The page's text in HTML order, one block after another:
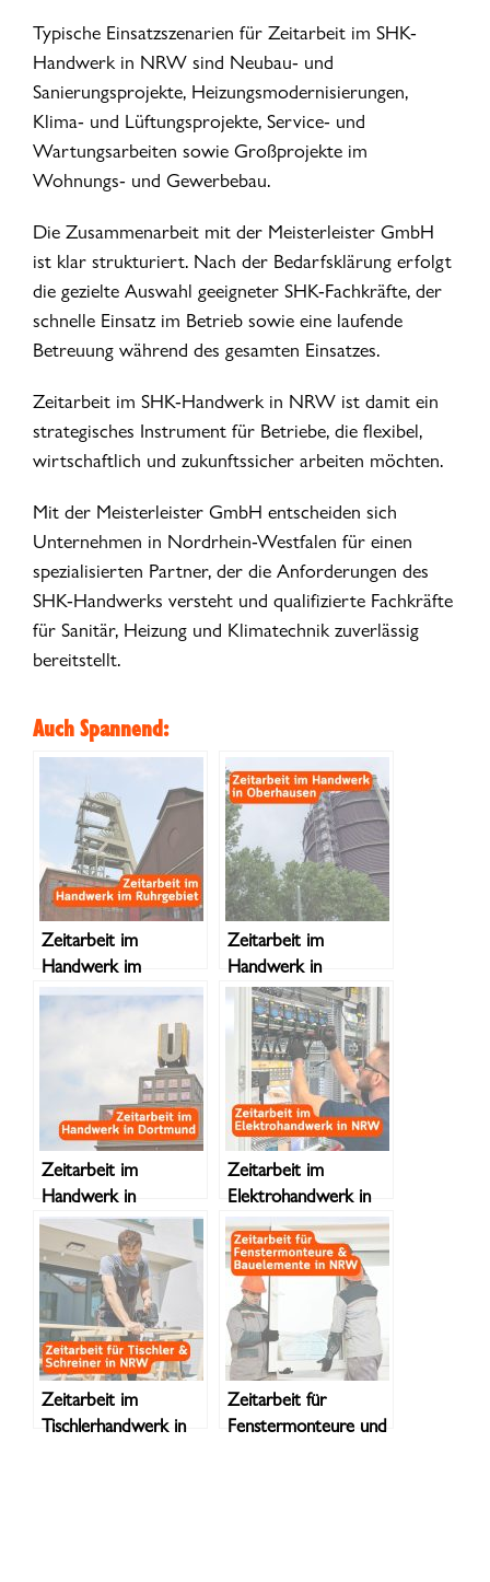
Typische Einsatzszenarien für Zeitarbeit im SHK-
Handwerk in NRW sind Neubau- und
Sanierungsprojekte, Heizungsmodernisierungen,
Klima- und Lüftungsprojekte, Service- und
Wartungsarbeiten sowie Großprojekte im
Wohnungs- und Gewerbebau.
Die Zusammenarbeit mit der Meisterleister GmbH
ist klar strukturiert. Nach der Bedarfsklärung erfolgt
die gezielte Auswahl geeigneter SHK-Fachkräfte, der
schnelle Einsatz im Betrieb sowie eine laufende
Betreuung während des gesamten Einsatzes.
Zeitarbeit im SHK-Handwerk in NRW ist damit ein
strategisches Instrument für Betriebe, die flexibel,
wirtschaftlich und zukunftssicher arbeiten möchten.
Mit der Meisterleister GmbH entscheiden sich
Unternehmen in Nordrhein-Westfalen für einen
spezialisierten Partner, der die Anforderungen des
SHK-Handwerks versteht und qualifizierte Fachkräfte
für Sanitär, Heizung und Klimatechnik zuverlässig
bereitstellt.
Auch Spannend:
Zeitarbeit im
Handwerk im
Ruhrgebiet – Regional.
Flexibel. Zuverlässig.
Zeitarbeit im
Handwerk in
Oberhausen –
Regionaler
Personaldienstleister
für Betriebe
Zeitarbeit im
Handwerk in
Dortmund –
Fachkräfte für
anspruchsvolle
Projekte
Zeitarbeit im
Elektrohandwerk in
NRW – Qualifizierte
Elektroniker für
Betriebe in
Nordrhein-Westfalen
Zeitarbeit im
Tischlerhandwerk in
Zeitarbeit für
Fenstermonteure und